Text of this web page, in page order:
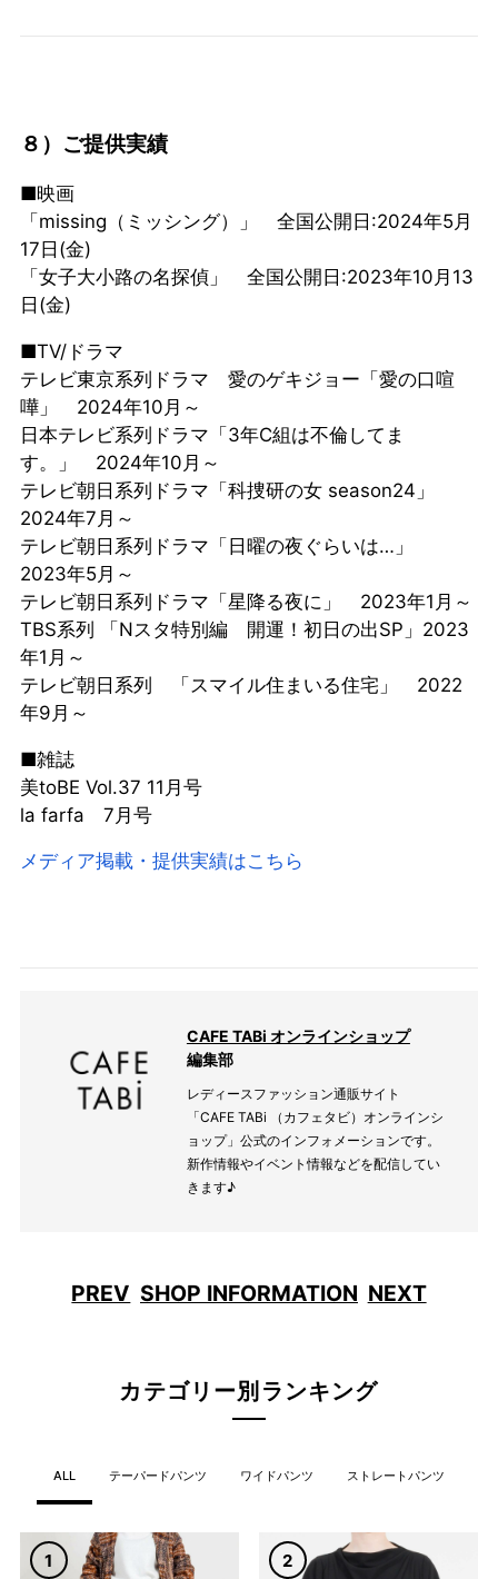
８）ご提供実績
■映画
「missing（ミッシング）」 全国公開日:2024年5月
17日(金)
「女子大小路の名探偵」 全国公開日:2023年10月13
日(金)
■TV/ドラマ
テレビ東京系列ドラマ 愛のゲキジョー「愛の口喧
嘩」 2024年10月～
日本テレビ系列ドラマ「3年C組は不倫してま
す。」 2024年10月～
テレビ朝日系列ドラマ「科捜研の女 season24」
2024年7月～
テレビ朝日系列ドラマ「日曜の夜ぐらいは…」
2023年5月～
テレビ朝日系列ドラマ「星降る夜に」 2023年1月～
TBS系列 「Nスタ特別編 開運！初日の出SP」2023
年1月～
テレビ朝日系列 「スマイル住まいる住宅」 2022
年9月～
■雑誌
美toBE Vol.37 11月号
la farfa 7月号
メディア掲載・提供実績はこちら
CAFE TABi オンラインショップ
編集部
レディースファッション通販サイト
「CAFE TABi （カフェタビ）オンラインシ
ョップ」公式のインフォメーションです。
新作情報やイベント情報などを配信してい
きます♪
PREV SHOP INFORMATION NEXT
カテゴリー別ランキング
ALL テーパードパンツ ワイドパンツ ストレートパンツ